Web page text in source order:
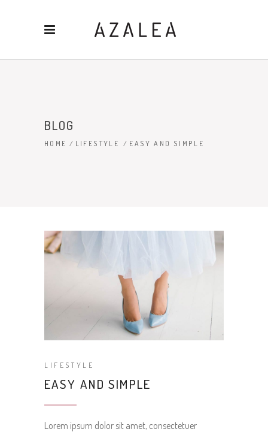
BLOG
HOME / LIFESTYLE / EASY AND SIMPLE
LIFESTYLE
EASY AND SIMPLE
Lorem ipsum dolor sit amet, consectetuer